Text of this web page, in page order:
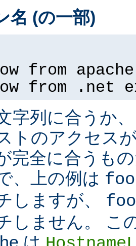
名 (の一部)
from
from .net
字列に合うか
トのアクセス
完全に合うも
、上の例は
しますが、
しません。 こ
は